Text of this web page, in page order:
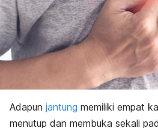
Adapun jantung memiliki empat
menutup dan membuka sekali